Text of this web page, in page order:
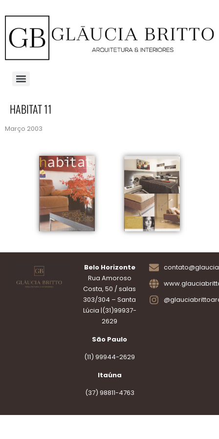
HABITAT 11
Março 2003
Belo Horizonte
Rua Amoroso
Costa, 50 / salas
303/304 – Santa
Lúcia |(31)99937-
2629
São Paulo
(11) 99944-2629
Itaúna
(37) 98811-4763